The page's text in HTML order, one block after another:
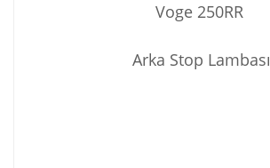
Voge 250RR
Arka Stop Lambası